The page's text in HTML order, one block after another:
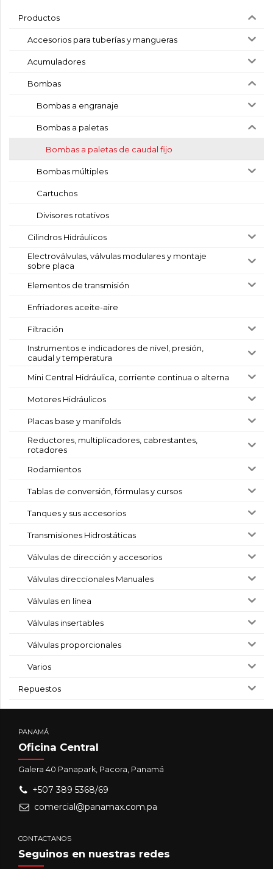
Productos
Accesorios para tuberías y mangueras
Acumuladores
Bombas
Bombas a engranaje
Bombas a paletas
Bombas a paletas de caudal fijo
Bombas múltiples
Cartuchos
Divisores rotativos
Cilindros Hidráulicos
Electroválvulas, válvulas modulares y montaje
sobre placa
Elementos de transmisión
Enfriadores aceite-aire
Filtración
Instrumentos e indicadores de nivel, presión,
caudal y temperatura
Mini Central Hidráulica, corriente continua o alterna
Motores Hidráulicos
Placas base y manifolds
Reductores, multiplicadores, cabrestantes,
rotadores
Rodamientos
Tablas de conversión, fórmulas y cursos
Tanques y sus accesorios
Transmisiones Hidrostáticas
Válvulas de dirección y accesorios
Válvulas direccionales Manuales
Válvulas en línea
Válvulas insertables
Válvulas proporcionales
Varios
Repuestos
PANAMÁ
Oficina Central
Galera 40 Panapark, Pacora, Panamá
+507 389 5368/69
comercial@panamax.com.pa
CONTACTANOS
Seguinos en nuestras redes